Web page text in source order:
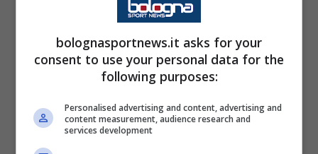
campionato e coppe, il Bologna ha perso
è solo una questione di risultati. Guardando le
partite dal vivo, si percepisce una squadra a
pressione di dover vincere davanti al proprio
bolognasportnews.it asks for your
consent to use your personal data for the
following purposes:
Personalised advertising and content, advertising and
content measurement, audience research and
services development